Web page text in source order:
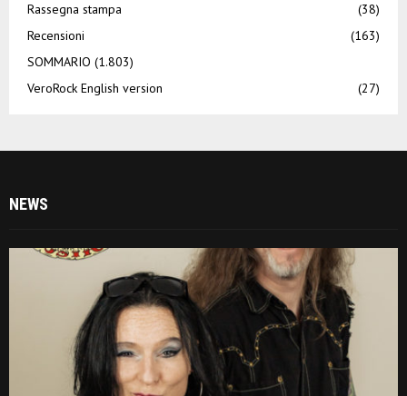
Rassegna stampa
(38)
Recensioni
(163)
SOMMARIO (1.803)
VeroRock English version
(27)
NEWS